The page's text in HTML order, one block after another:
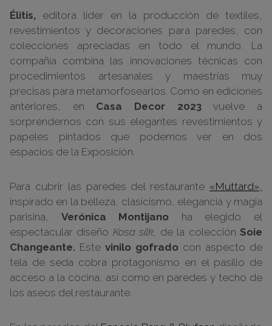
Élitis, editora líder en la producción de textiles,
revestimientos y decoraciones para paredes, con
colecciones apreciadas en todo el mundo. La
compañía combina las innovaciones técnicas con
procedimientos artesanales y maestrías muy
precisas para metamorfosearlos. Como en ediciones
anteriores, en Casa Decor 2023vuelve a
sorprendernos con sus elegantes revestimientos y
papeles pintados que podemos ver en dos
espacios de la Exposición.
Para cubrir las paredes del restaurante «Muttard»,
inspirado en la belleza, clasicismo, elegancia y magia
parisina, Verónica Montijano ha elegido el
espectacular diseño Kosa silk, de la colección Soie
Changeante. Este vinilo gofrado con aspecto de
tela de seda cobra protagonismo en el pasillo de
acceso a la cocina, así como en paredes y techo de
los aseos del restaurante.